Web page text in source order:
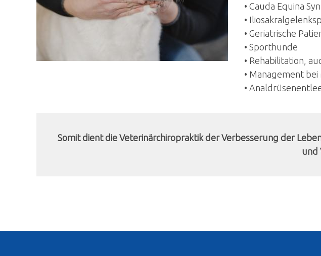
• Cauda Equina
•
• Geriatrische
• Sporthunde
• Rehabilitation,
• Management
•
Somit dient die Veterinärchiropraktik der Verbesserung der
und